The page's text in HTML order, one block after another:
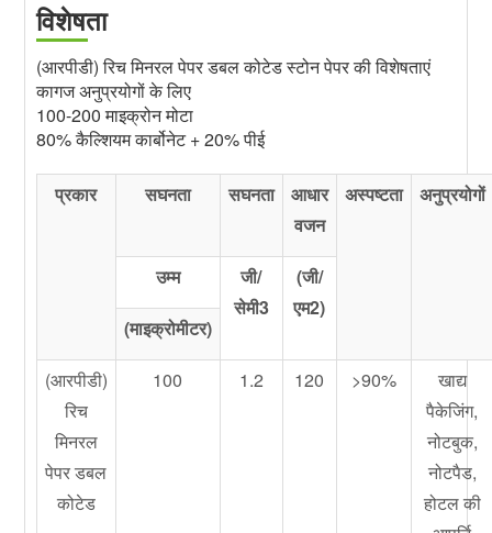
विशेषता
(आरपीडी) रिच मिनरल पेपर डबल कोटेड स्टोन पेपर की विशेषताएं
कागज अनुप्रयोगों के लिए
100-200 माइक्रोन मोटा
80% कैल्शियम कार्बोनेट + 20% पीई
प्रकार सघनता सघनता
आधार
वजन
अस्पष्टता अनुप्रयोगों
उम्म
जी/
सेमी3
(जी/
एम2)
(माइक्रोमीटर)
(आरपीडी)
रिच
मिनरल
पेपर डबल
कोटेड
100 1.2 120 >90%
खाद्य
पैकेजिंग,
नोटबुक,
नोटपैड,
होटल की